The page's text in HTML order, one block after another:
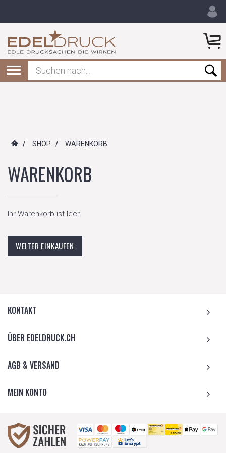
/ SHOP / WARENKORB
WARENKORB
Ihr Warenkorb ist leer.
WEITER EINKAUFEN
KONTAKT
ÜBER EDELDRUCK.CH
AGB & VERSAND
MEIN KONTO